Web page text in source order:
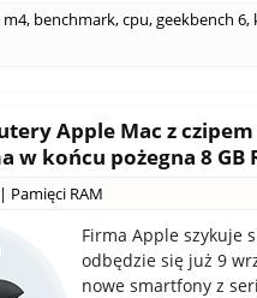
m4, benchmark,cpu,geekbench 6,
Apple Mac z
w końcu pożegna 8 GB
| Pamięci RAM
Firma Apple szykuje
odbędzie się już 9
nowe smartfony z